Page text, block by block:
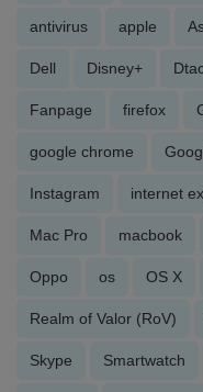
antivirus apple
Dell Disney+
Fanpage firefox
google chrome
Instagram internet
Mac Pro macbook
Oppo os OS X
Realm of Valor (RoV)
Skype Smartwatch